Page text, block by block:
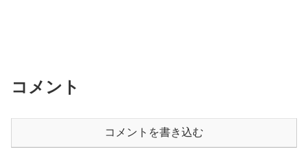
コメント
コメントを書き込む